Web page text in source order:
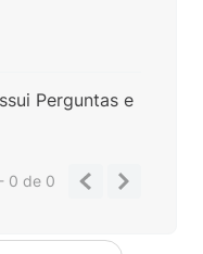
Perguntas e
0de 0